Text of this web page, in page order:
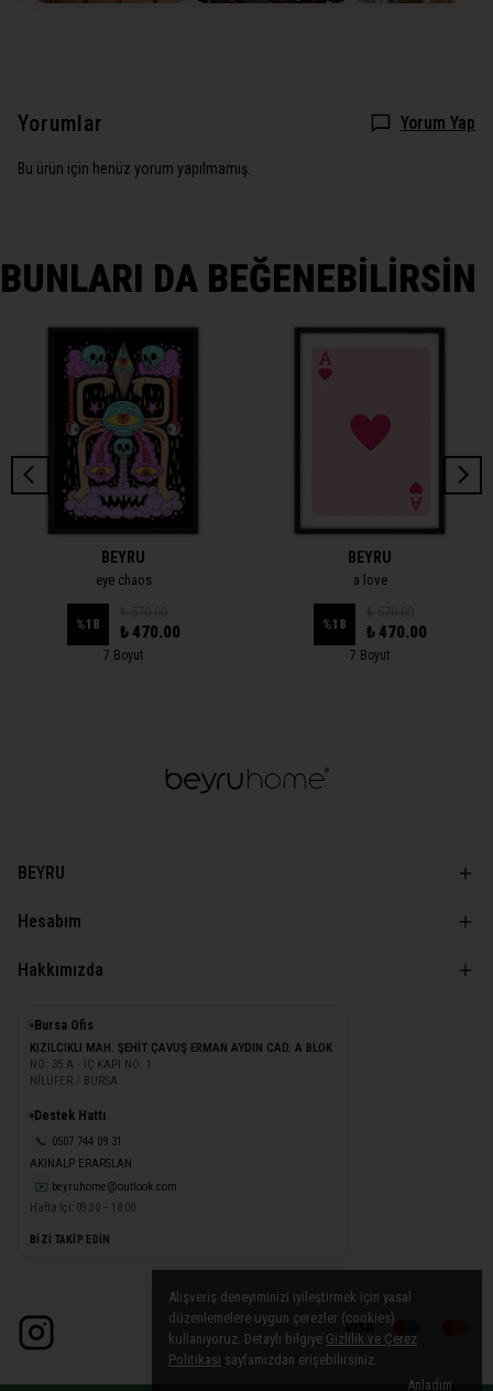
Alışveriş deneyiminizi iyileştirmek için yasal
düzenlemelere uygun çerezler (cookies)
kullanıyoruz. Detaylı bilgiye Gizlilik ve Çerez
Politikası sayfamızdan erişebilirsiniz.
Anladım
Yorumlar Yorum Yap
Bu ürün için henüz yorum yapılmamış.
BUNLARI DA BEĞENEBİLİRSİN
BEYRU
eye chaos
%18 ₺ 470.00
7 Boyut
BEYRU
a love
%18 ₺ 470.00
7 Boyut
BEYRU
Hesabım
Hakkımızda
Bursa Ofis
KIZILCIKLI MAH. ŞEHİT ÇAVUŞ ERMAN AYDIN CAD. A BLOK
NO: 35 A · İÇ KAPI NO: 1
NİLÜFER / BURSA
Destek Hattı
📞 0507 744 09 31
AKINALP ERARSLAN
✉️ beyruhome@outlook.com
Hafta İçi: 09:30 – 18:00
BİZİ TAKİP EDİN